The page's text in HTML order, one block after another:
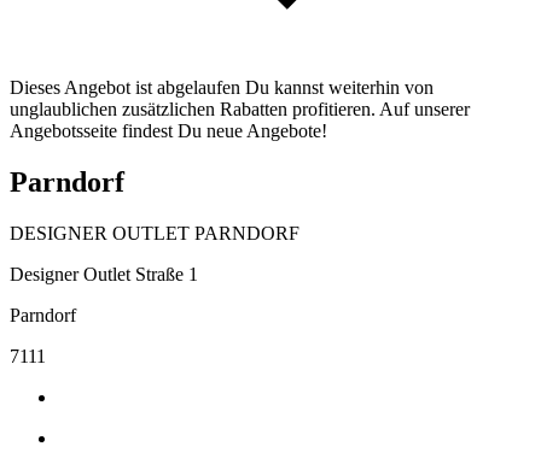
Dieses Angebot ist abgelaufen Du kannst weiterhin von
unglaublichen zusätzlichen Rabatten profitieren. Auf unserer
Angebotsseite findest Du neue Angebote!
Parndorf
DESIGNER OUTLET PARNDORF
Designer Outlet Straße 1
Parndorf
7111